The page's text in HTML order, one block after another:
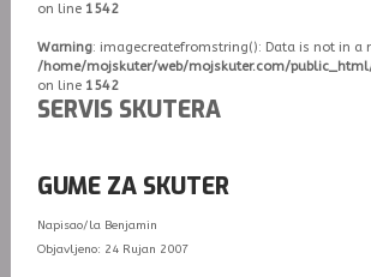
on line 1542
Warning: imagecreatefromstring(): Data is not in a
/home/mojskuter/web/mojskuter.com/
on line 1542
SERVIS SKUTERA
GUME ZA SKUTER
Napisao/la Benjamin
Objavljeno: 24 Rujan 2007